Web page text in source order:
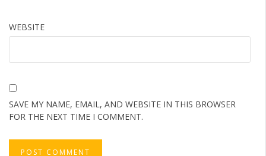
WEBSITE
SAVE MY NAME, EMAIL, AND WEBSITE IN THIS BROWSER
FOR THE NEXT TIME I COMMENT.